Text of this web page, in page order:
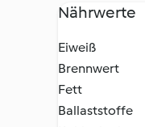
Nährwerte
Eiweiß
Brennwert
Fett
Ballaststoffe